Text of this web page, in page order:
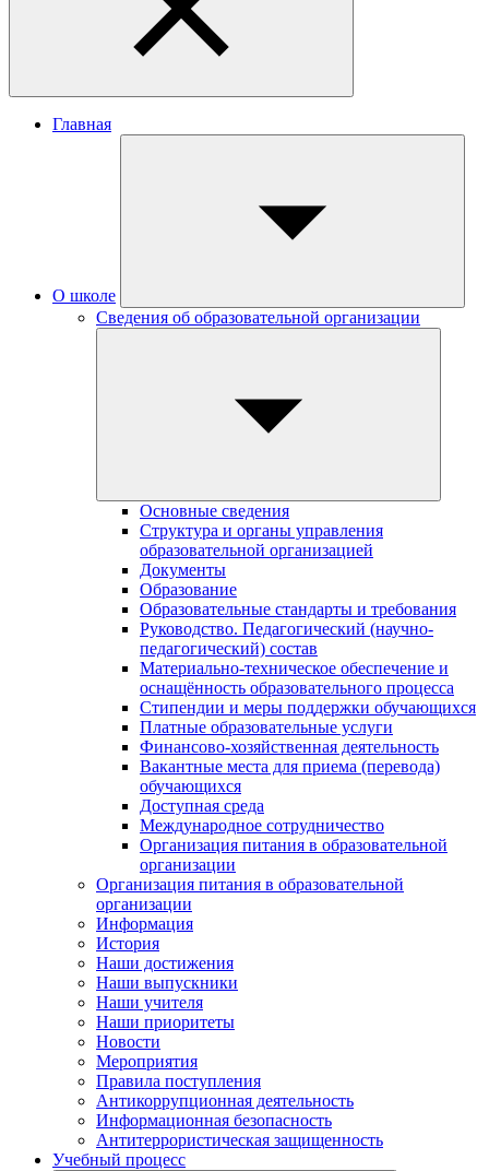
Главная
О школе
Сведения об образовательной организации
Основные сведения
Структура и органы управления
образовательной организацией
Документы
Образование
Образовательные стандарты и требования
Руководство. Педагогический (научно-
педагогический) состав
Материально-техническое обеспечение и
оснащённость образовательного процесса
Стипендии и меры поддержки обучающихся
Платные образовательные услуги
Финансово-хозяйственная деятельность
Вакантные места для приема (перевода)
обучающихся
Доступная среда
Международное сотрудничество
Организация питания в образовательной
организации
Организация питания в образовательной
организации
Информация
История
Наши достижения
Наши выпускники
Наши учителя
Наши приоритеты
Новости
Мероприятия
Правила поступления
Антикоррупционная деятельность
Информационная безопасность
Антитеррористическая защищенность
Учебный процесс